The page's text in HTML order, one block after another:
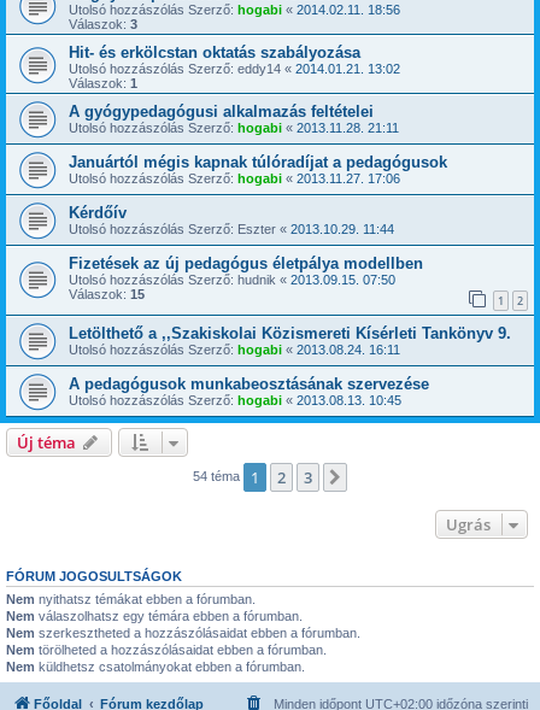
Utolsó hozzászólás Szerző: hogabi « 2014.02.11. 18:56
Válaszok: 3
Hit- és erkölcstan oktatás szabályozása
Utolsó hozzászólás Szerző: eddy14 « 2014.01.21. 13:02
Válaszok: 1
A gyógypedagógusi alkalmazás feltételei
Utolsó hozzászólás Szerző: hogabi « 2013.11.28. 21:11
Januártól mégis kapnak túlóradíjat a pedagógusok
Utolsó hozzászólás Szerző: hogabi « 2013.11.27. 17:06
Kérdőív
Utolsó hozzászólás Szerző: Eszter « 2013.10.29. 11:44
Fizetések az új pedagógus életpálya modellben
Utolsó hozzászólás Szerző: hudnik « 2013.09.15. 07:50
Válaszok: 15 1 2
Letölthető a ,,Szakiskolai Közismereti Kísérleti Tankönyv 9.
Utolsó hozzászólás Szerző: hogabi « 2013.08.24. 16:11
A pedagógusok munkabeosztásának szervezése
Utolsó hozzászólás Szerző: hogabi « 2013.08.13. 10:45
Új téma
54 téma 1 2 3
Ugrás
FÓRUM JOGOSULTSÁGOK
Nem nyithatsz témákat ebben a fórumban.
Nem válaszolhatsz egy témára ebben a fórumban.
Nem szerkesztheted a hozzászólásaidat ebben a fórumban.
Nem törölheted a hozzászólásaidat ebben a fórumban.
Nem küldhetsz csatolmányokat ebben a fórumban.
Főoldal Fórum kezdőlap Minden időpont UTC+02:00 időzóna szerinti